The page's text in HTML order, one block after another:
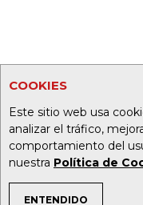
COOKIES
Este sitio web usa
analizar el tráfico,
comportamiento del
nuestra Política de
ENTENDIDO